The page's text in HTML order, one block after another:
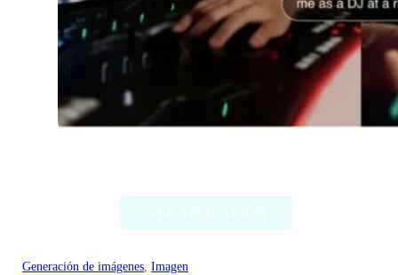
Generación de imágenes, Imagen